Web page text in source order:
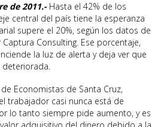
de 2011.-Hasta el 42% de los
central del país tiene la esperanza
supere el 20%, según los datos de
Consulting. Ese porcentaje,
la luz de alerta y deja ver que
deteriorada.
Economistas de Santa Cruz,
trabajador casi nunca está de
lo tanto siempre pide aumento, y es
adquisitivo del dinero debido a la